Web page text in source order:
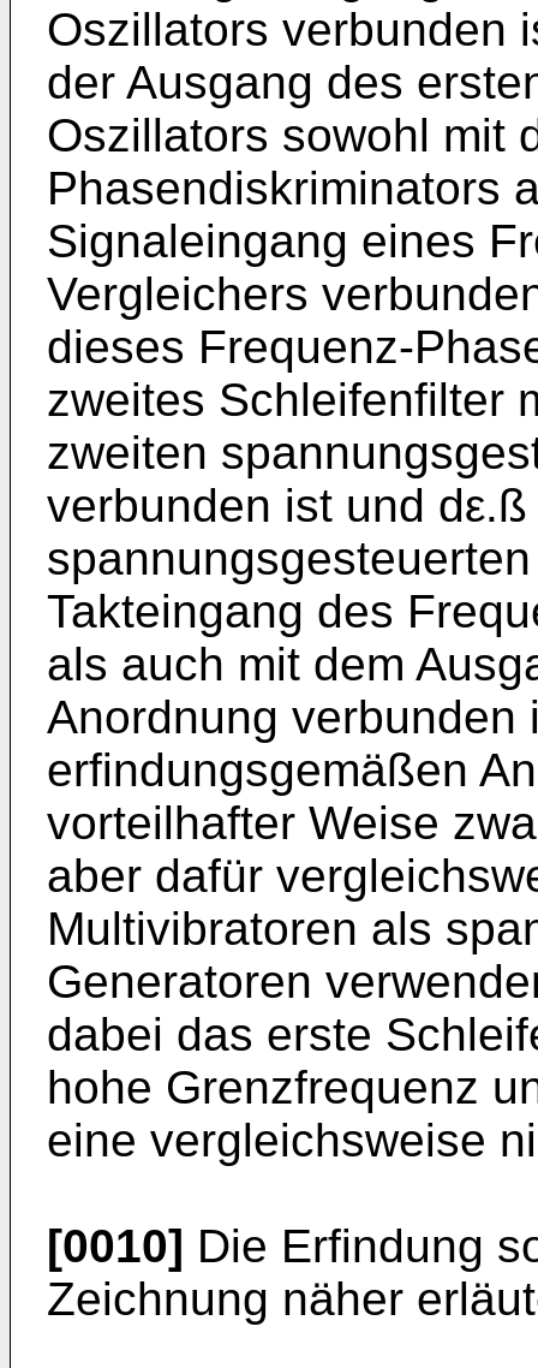
Oszillators verbunden
der Ausgang des
Oszillators sowohl mit
Phasendiskriminators
Signaleingang eines
Vergleichers
dieses Frequenz-
zweites Schleifenfilter
zweiten
verbunden ist und
Takteingang des
als auch mit dem
Anordnung verbunden
erfindungsgemäßen
vorteilhafter Weise
aber dafür
Multivibratoren als
Generatoren
dabei das erste
hohe Grenzfrequenz
eine vergleichsweise
[0010] Die Erfindung
Zeichnung näher